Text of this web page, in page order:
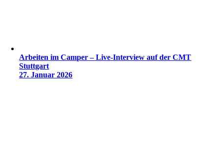
Arbeiten im Camper – Live-Interview auf der CMT
Stuttgart
27. Januar 2026